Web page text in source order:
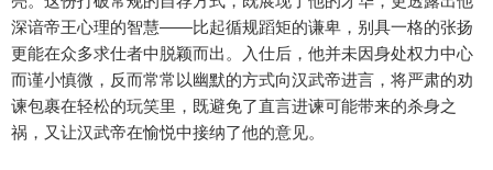
深谙帝王心理的智慧——比起循规蹈矩的谦卑，别具一格的张扬
更能在众多求仕者中脱颖而出。入仕后，他并未因身处权力中心
而谨小慎微，反而常常以幽默的方式向汉武帝进言，将严肃的劝
谏包裹在轻松的玩笑里，既避免了直言进谏可能带来的杀身之
祸，又让汉武帝在愉悦中接纳了他的意见。